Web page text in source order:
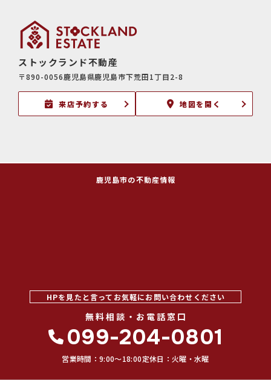
ストックランド不動産
〒890-0056鹿児島県鹿児島市下荒田1丁目2-8
来店予約する 地図を開く
鹿児島市の不動産情報
HPを見たと言ってお気軽にお問い合わせください
無料相談・お電話窓口
099-204-0801
営業時間：9:00〜18:00定休日：火曜・水曜